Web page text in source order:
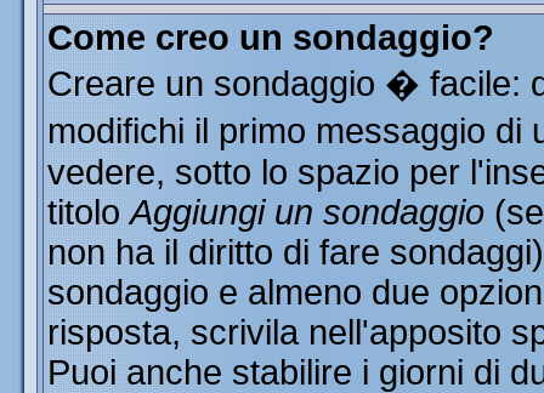
Come creo un sondaggio?
Creare un sondaggio � facile:
modifichi il primo messaggio
vedere, sotto lo spazio per
titoloAggiungi un sondaggio
non ha il diritto di fare
sondaggio e almeno due
risposta, scrivila nell'apposito
Puoi anche stabilire i giorni di